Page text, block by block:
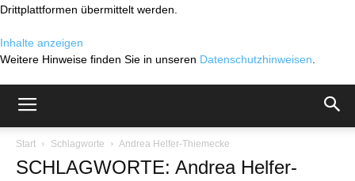
Drittplattformen übermittelt werden.
Inhalte anzeigen
Weitere Hinweise finden Sie in unseren Datenschutzhinweisen
Start Schlagworte Andrea Helfer-Thiemecke
SCHLAGWORTE: Andrea Helfer-